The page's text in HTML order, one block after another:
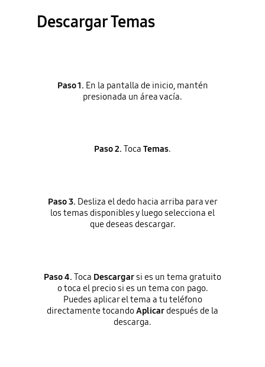
Descargar Temas
Paso 1. En la pantalla de inicio, mantén
presionada un área vacía.
Paso 2. Toca Temas.
Paso 3. Desliza el dedo hacia arriba para ver
los temas disponibles y luego selecciona el
que deseas descargar.
Paso 4. Toca Descargarsi es un tema gratuito
o toca el precio si es un tema con pago.
Puedes aplicar el tema a tu teléfono
directamente tocandoAplicardespués de la
descarga.